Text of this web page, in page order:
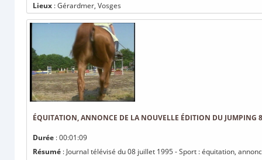
Lieux : Gérardmer, Vosges
ÉQUITATION, ANNONCE DE LA NOUVELLE ÉDITION DU JUMPING
Durée : 00:01:09
Résumé : Journal télévisé du 08 juillet 1995 - Sport : équitation,